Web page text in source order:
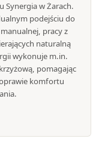
Synergia w Żarach.
podejściu do
pracy z
naturalną
wykonuje m.in.
pomagając
komfortu